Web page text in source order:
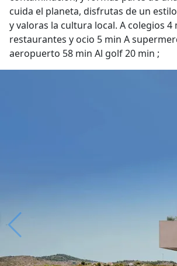
cuida el planeta, disfrutas de un
y valoras la cultura local. A colegios 4
restaurantes y ocio 5 min A
aeropuerto 58 min Al golf 20 min ;